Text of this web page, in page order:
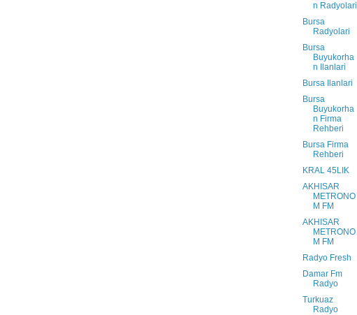
n Radyolari
Bursa
Radyolari
Bursa
Buyukorha
n Ilanlari
Bursa Ilanlari
Bursa
Buyukorha
n Firma
Rehberi
Bursa Firma
Rehberi
KRAL 45LIK
AKHISAR
METRONO
M FM
AKHISAR
METRONO
M FM
Radyo Fresh
Damar Fm
Radyo
Turkuaz
Radyo